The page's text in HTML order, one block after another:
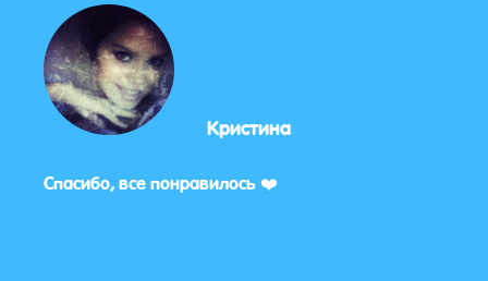
Кристина
Спасибо, все понравилось ❤️